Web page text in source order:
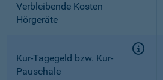
Verbleibende Kosten
Hörgeräte
Kur-Tagegeld bzw. Kur-
Pauschale